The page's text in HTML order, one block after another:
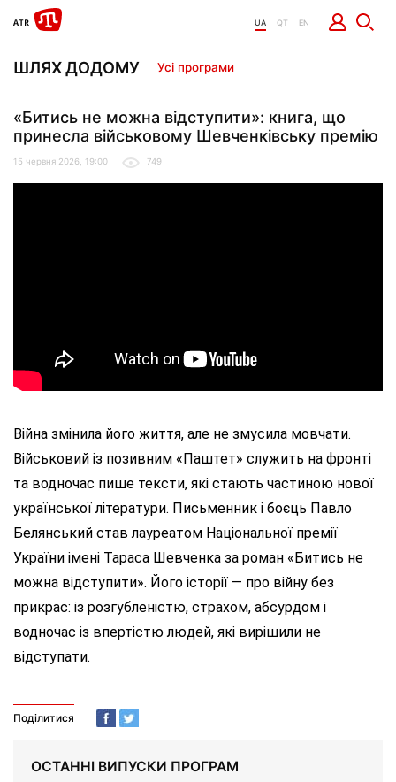
UA QT EN
ШЛЯХ ДОДОМУ Усі програми
«Битись не можна відступити»: книга, що
принесла військовому Шевченківську премію
15 червня 2026, 19:00 749
Війна змінила його життя, але не змусила мовчати.
Військовий із позивним «Паштет» служить на фронті
та водночас пише тексти, які стають частиною нової
української літератури. Письменник і боєць Павло
Белянський став лауреатом Національної премії
України імені Тараса Шевченка за роман «Битись не
можна відступити». Його історії — про війну без
прикрас: із розгубленістю, страхом, абсурдом і
водночас із впертістю людей, які вирішили не
відступати.
Поділитися
ОСТАННІ ВИПУСКИ ПРОГРАМ